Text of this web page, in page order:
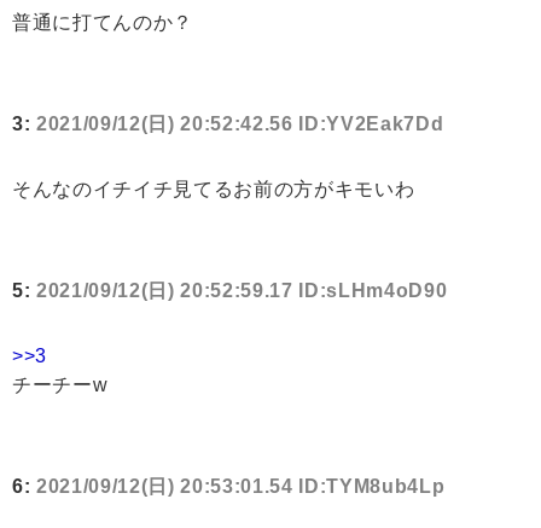
普通に打てんのか？
3: 2021/09/12(日) 20:52:42.56 ID:YV2Eak7Dd
そんなのイチイチ見てるお前の方がキモいわ
5: 2021/09/12(日) 20:52:59.17 ID:sLHm4oD90
>>3
チーチーw
6: 2021/09/12(日) 20:53:01.54 ID:TYM8ub4Lp